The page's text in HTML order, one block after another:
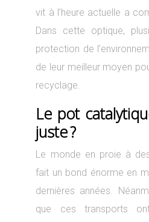
vit à l’heure actuelle a
Dans cette optique,
protection de
de leur meilleur moyen
recyclage.
Le pot
juste ?
Le monde en proie à
fait un bond énorme en
dernières années.
que ces transports